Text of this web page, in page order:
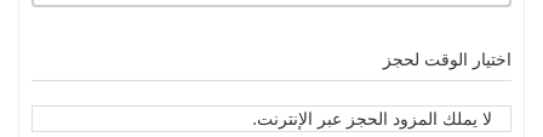
اختيار الوقت لحجز
لا يملك المزود الحجز عبر الإنترنت.